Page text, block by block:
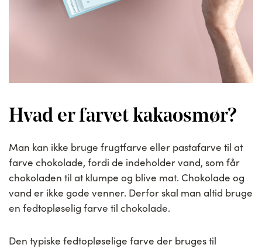
Hvad er farvet kakaosmør?
Man kan ikke bruge frugtfarve eller pastafarve til at
farve chokolade, fordi de indeholder vand, som får
chokoladen til at klumpe og blive mat. Chokolade og
vand er ikke gode venner. Derfor skal man altid bruge
en fedtopløselig farve til chokolade.
Den typiske fedtopløselige farve der bruges til